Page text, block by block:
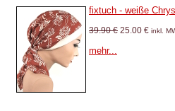
fixtuch - weiße
39.90 € 25.00 € inkl.
mehr...